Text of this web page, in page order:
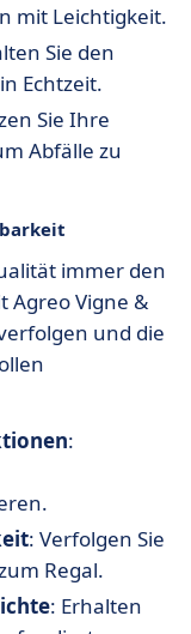
mit Leichtigkeit.
Sie den
Echtzeit.
Sie Ihre
Abfälle zu
immer den
Agreo Vigne &
und die
:
: Verfolgen Sie
Regal.
: Erhalten